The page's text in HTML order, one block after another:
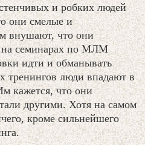
и робких людей
они смелые и
внушают, что они
на семинарах по МЛМ
идти и обманывать
тренингов люди впадают в
кажется, что они
другими. Хотя на самом
кроме сильнейшего